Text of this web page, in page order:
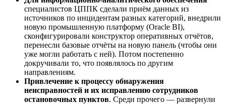
специалистов ЦППК сделали приём данных из
источников по инцидентам разных категорий, внедрили
новую промышленную платформу (Oracle BI),
сконфигурировали конструктор оперативных отчётов,
перенесли базовые отчёты на новую панель (чтобы они
уже могли работать с ней). Потом постепенно
докручивали то, что появлялось по другим
направлениям.
Привлечение к процессу обнаружения
неисправностей и их исправлению сотрудников
остановочных пунктов. Среди прочего — развернули